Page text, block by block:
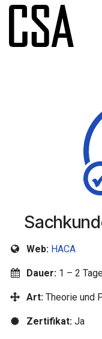
Zum Inhalt springen
Web: HACA
Dauer: 1 – 2
Art: Theorie und
Zertifikat: Ja